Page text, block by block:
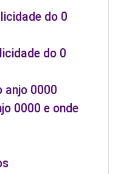
do 0
do 0
anjo 0000
0000 e onde